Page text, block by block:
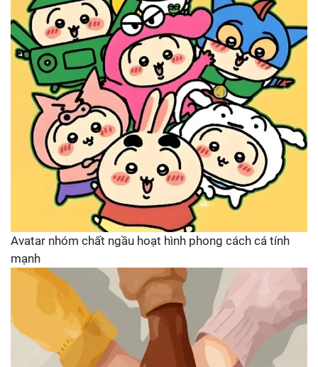
Avatar nhóm chất ngầu hoạt hình phong cách cá tính
mạnh